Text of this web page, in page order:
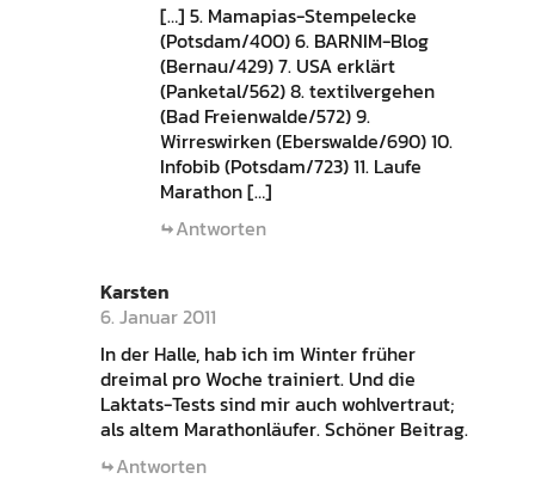
[…] 5. Mamapias-Stempelecke
(Potsdam/400) 6. BARNIM-Blog
(Bernau/429) 7. USA erklärt
(Panketal/562) 8. textilvergehen
(Bad Freienwalde/572) 9.
Wirreswirken (Eberswalde/690) 10.
Infobib (Potsdam/723) 11. Laufe
Marathon […]
Antworten
Karsten
6. Januar 2011
In der Halle, hab ich im Winter früher
dreimal pro Woche trainiert. Und die
Laktats-Tests sind mir auch wohlvertraut;
als altem Marathonläufer. Schöner Beitrag.
Antworten